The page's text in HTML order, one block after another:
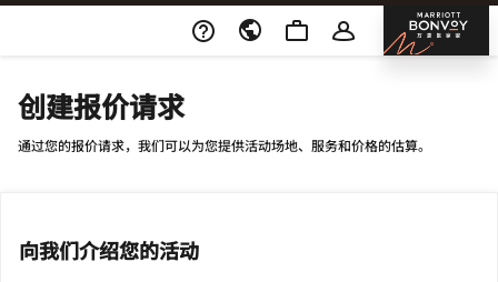
Skip To Content 邦
创建报价请求
通过您的报价请求，我们可以为您提供活动场地、服务和价格的估算。
向我们介绍您的活动